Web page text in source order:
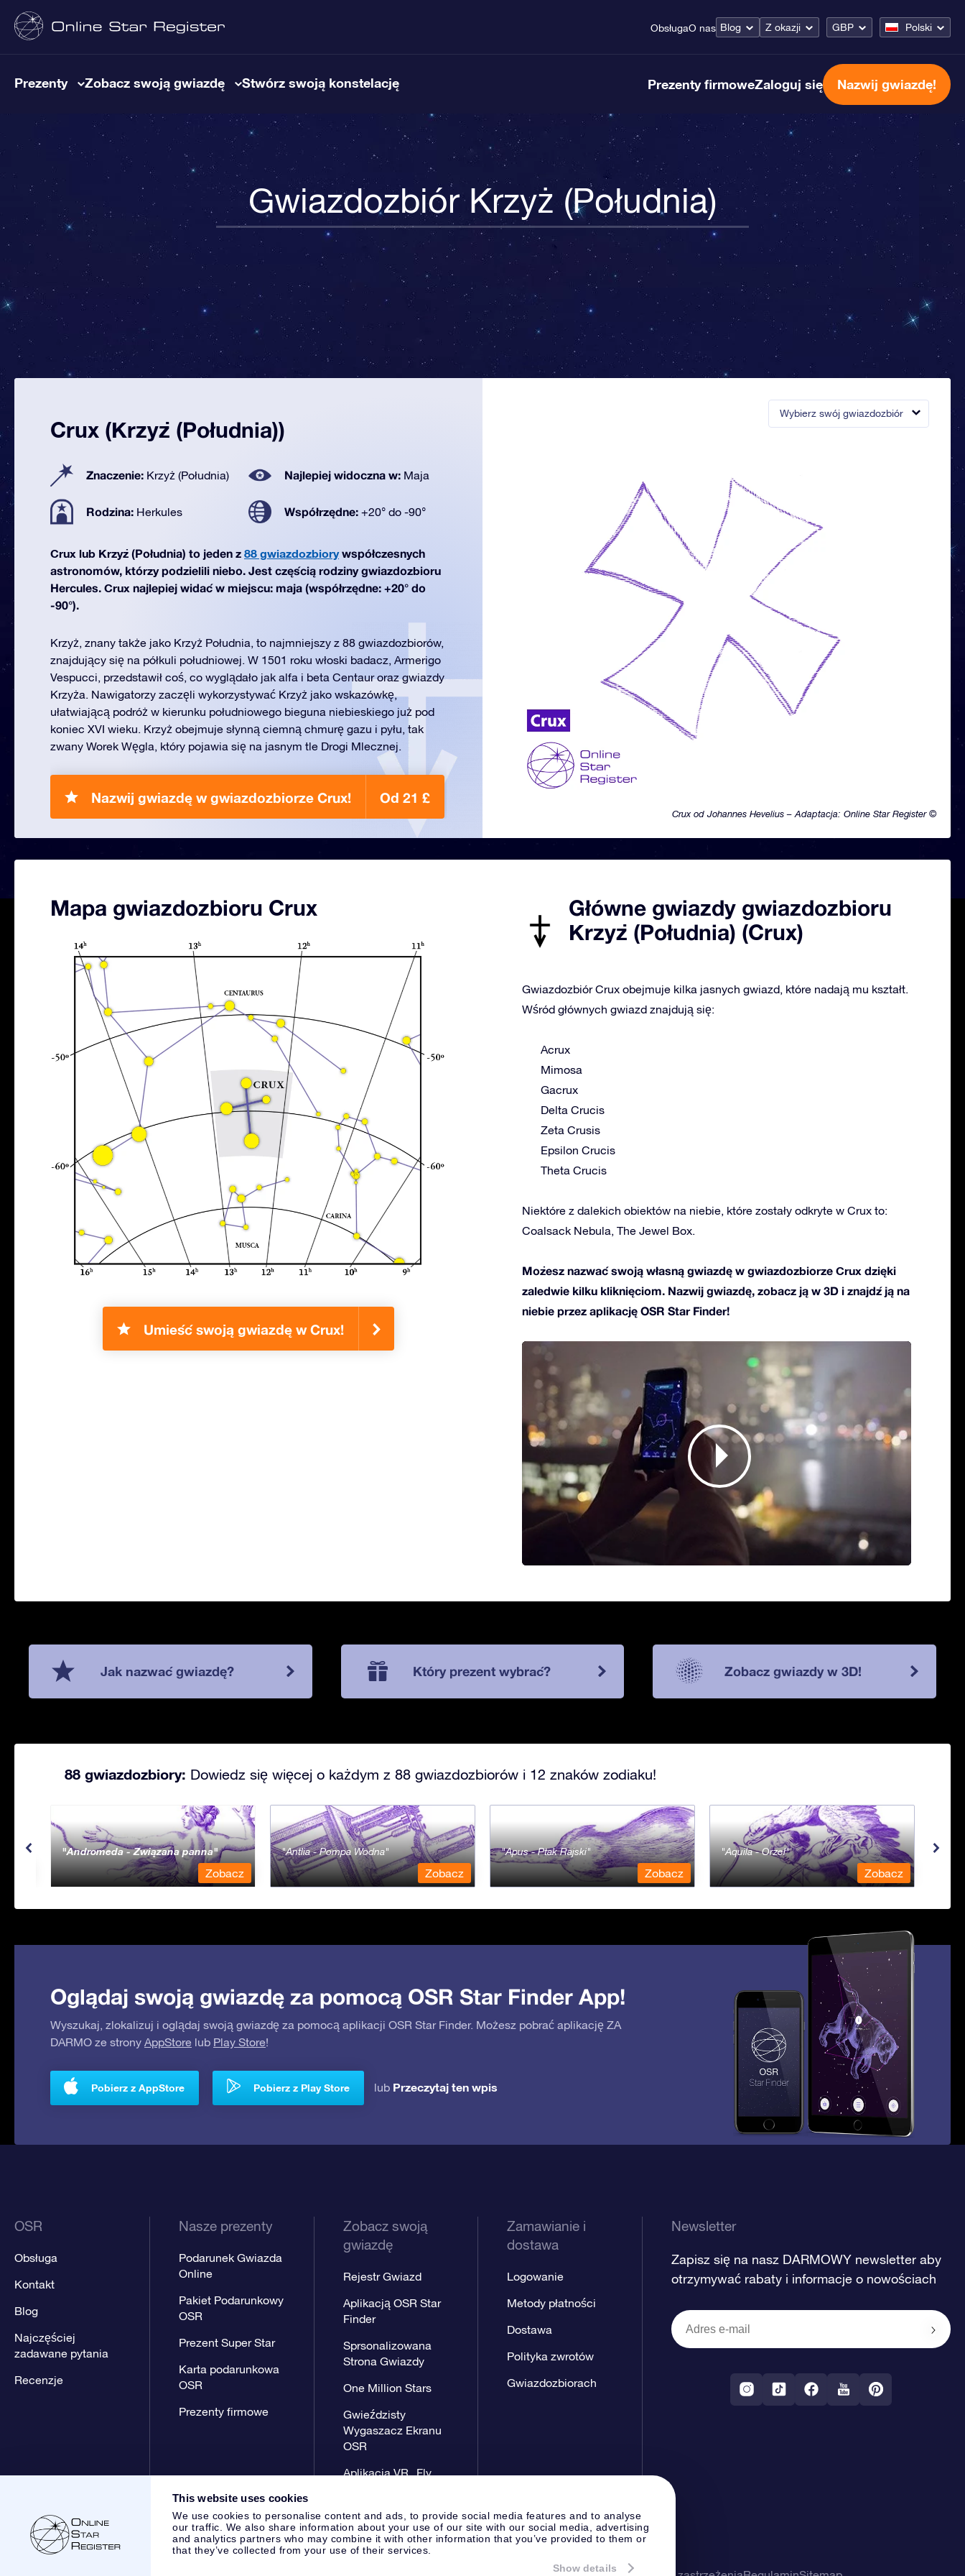
This website uses cookies
We use cookies to personalise content and ads, to provide social media features and to analyse
our traffic. We also share information about your use of our site with our social media, advertising
and analytics partners who may combine it with other information that you’ve provided to them or
that they’ve collected from your use of their services.
Show details
ObsługaO nas Blog Z okazji GBP Polski
Prezenty Zobacz swoją gwiazdę Stwórz swoją konstelację Prezenty firmoweZaloguj się Nazwij gwiazdę!
Gwiazdozbiór Krzyż (Południa)
Wybierz swój gwiazdozbiór
Crux od Johannes Hevelius – Adaptacja: Online Star Register ©
Crux (Krzyż (Południa))
Znaczenie: Krzyż (Południa) Najlepiej widoczna w: Maja
Rodzina: Herkules Współrzędne: +20° do -90°
Crux lub Krzyż (Południa) to jeden z 88 gwiazdozbiorywspółczesnych
astronomów, którzy podzielili niebo. Jest częścią rodziny gwiazdozbioru
Hercules. Crux najlepiej widać w miejscu: maja (współrzędne: +20° do
-90°).
Krzyż, znany także jako Krzyż Południa, to najmniejszy z 88 gwiazdozbiorów,
znajdujący się na półkuli południowej. W 1501 roku włoski badacz, Armerigo
Vespucci, przedstawił coś, co wyglądało jak alfa i beta Centaur oraz gwiazdy
Krzyża. Nawigatorzy zaczęli wykorzystywać Krzyż jako wskazówkę,
ułatwiającą podróż w kierunku południowego bieguna niebieskiego już pod
koniec XVI wieku. Krzyż obejmuje słynną ciemną chmurę gazu i pyłu, tak
zwany Worek Węgla, który pojawia się na jasnym tle Drogi Mlecznej.
Nazwij gwiazdę w gwiazdozbiorze Crux! Od 21 £
Mapa gwiazdozbioru Crux
Umieść swoją gwiazdę w Crux!
Główne gwiazdy gwiazdozbioru
Krzyż (Południa) (Crux)
Gwiazdozbiór Crux obejmuje kilka jasnych gwiazd, które nadają mu kształt.
Wśród głównych gwiazd znajdują się:
Acrux
Mimosa
Gacrux
Delta Crucis
Zeta Crusis
Epsilon Crucis
Theta Crucis
Niektóre z dalekich obiektów na niebie, które zostały odkryte w Crux to:
Coalsack Nebula, The Jewel Box.
Możesz nazwać swoją własną gwiazdę w gwiazdozbiorze Crux dzięki
zaledwie kilku kliknięciom. Nazwij gwiazdę, zobacz ją w 3D i znajdź ją na
niebie przez aplikację OSR Star Finder!
Jak nazwać gwiazdę? Który prezent wybrać? Zobacz gwiazdy w 3D!
88 gwiazdozbiory: Dowiedz się więcej o każdym z 88 gwiazdozbiorów i 12 znaków zodiaku!
Andromeda - Związana panna
Zobacz
Antlia - Pompa Wodna
Zobacz
Apus - Ptak Rajski
Zobacz
Aquila - Orzeł
Zobacz
Oglądaj swoją gwiazdę za pomocą OSR Star Finder App!
Wyszukaj, zlokalizuj i oglądaj swoją gwiazdę za pomocą aplikacji OSR Star Finder. Możesz pobrać aplikację ZA
DARMO ze strony AppStore lub Play Store!
Pobierz z AppStore Pobierz z Play Store lub Przeczytaj ten wpis
OSR
Obsługa
Kontakt
Blog
Najczęściej
zadawane pytania
Recenzje
Nasze prezenty
Podarunek Gwiazda
Online
Pakiet Podarunkowy
OSR
Prezent Super Star
Karta podarunkowa
OSR
Prezenty firmowe
Zobacz swoją
gwiazdę
Rejestr Gwiazd
Aplikacją OSR Star
Finder
Sprsonalizowana
Strona Gwiazdy
One Million Stars
Gwieździsty
Wygaszacz Ekranu
OSR
Aplikacja VR „Fly
Zamawianie i
dostawa
Logowanie
Metody płatności
Dostawa
Polityka zwrotów
Gwiazdozbiorach
Newsletter
Zapisz się na nasz DARMOWY newsletter aby
otrzymywać rabaty i informacje o nowościach